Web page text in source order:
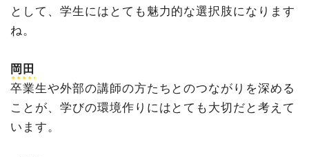
として、学生にはとても魅力的な選択肢になります
ね。
岡田
卒業生や外部の講師の方たちとのつながりを深める
ことが、学びの環境作りにはとても大切だと考えて
います。